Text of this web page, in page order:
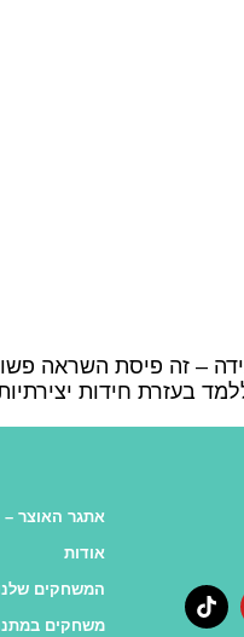
– זה פיסת השראה
בעזרת חידות
אתגר האוצר
אודות
המשחקים
משחקים